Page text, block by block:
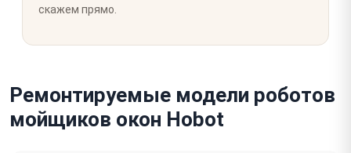
скажем прямо.
Ремонтируемые модели роботов
мойщиков окон Hobot